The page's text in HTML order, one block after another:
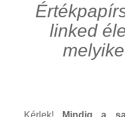
linked
Kérlek!
Mindig a